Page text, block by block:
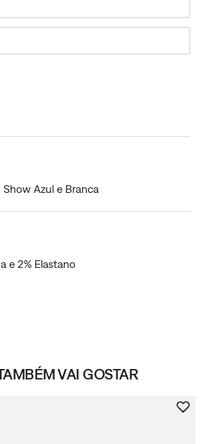
Show Azul e Branca
e 2% Elastano
VAI GOSTAR